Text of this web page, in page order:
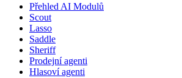
Přehled AI Modulů
Scout
Lasso
Saddle
Sheriff
Prodejní agenti
Hlasoví agenti